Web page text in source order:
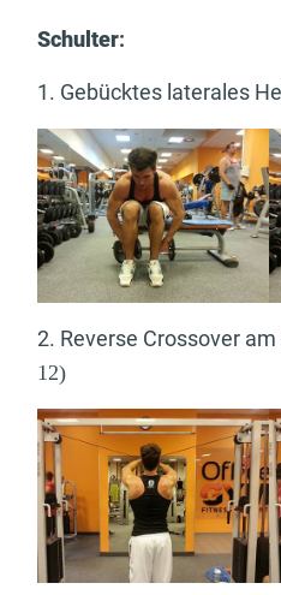
Schulter:
1. Gebücktes laterales
2. Reverse Crossover
12)